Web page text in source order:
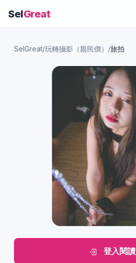
SelGreat
SelGreat/玩轉攝影（親民價） /旅拍
登入閱讀